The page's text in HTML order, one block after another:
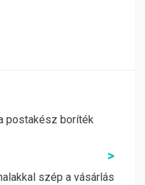
postakész boríték
>
szép a vásárlás